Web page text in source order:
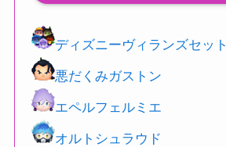
ディズニーヴィランズセット
悪だくみガストン
エペルフェルミエ
オルトシュラウド